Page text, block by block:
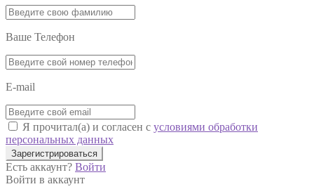
Ваше Телефон
E-mail
Я прочитал(а) и согласен с условиями обработки
персональных данных
Зарегистрироваться
Есть аккаунт? Войти
Войти в аккаунт